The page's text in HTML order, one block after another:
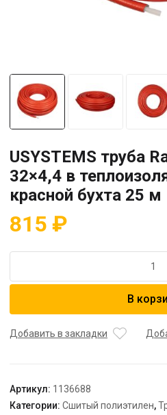
USYSTEMS труба
32×4,4 в
красной бухта 25 м
815 ₽
USYSTEMS
Pipe
теплоизоляции
6
В
Добавить в закладки
Артикул: 1136688
Категории: Сшитый полиэтилен,